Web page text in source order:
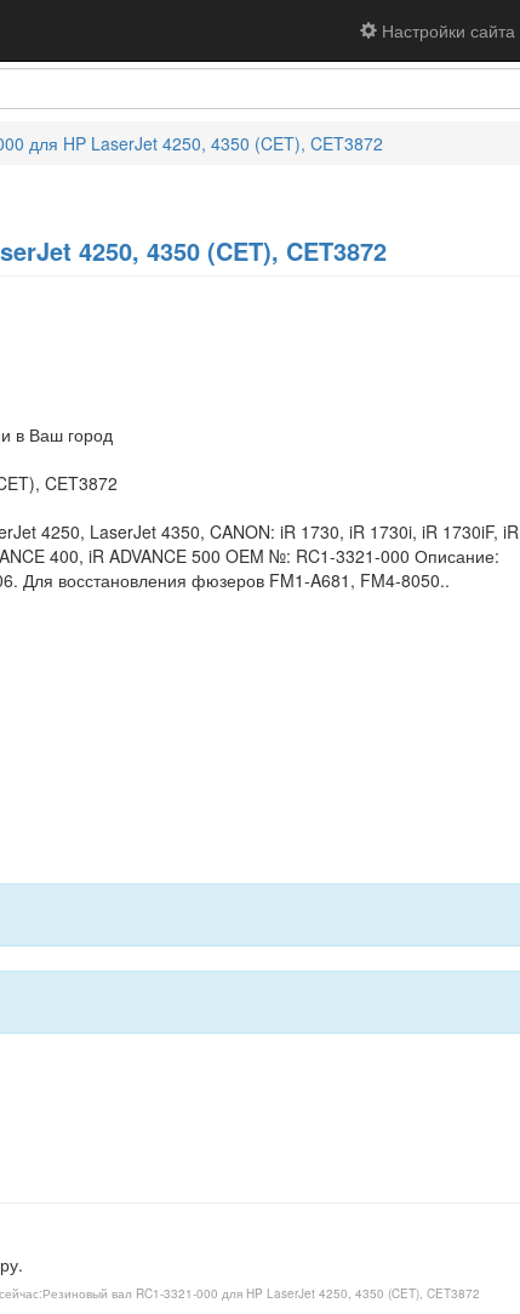
Настройки сайта
для HP LaserJet 4250, 4350 (CET), CET3872
4250, 4350 (CET), CET3872
в Ваш город
CET3872
4250, LaserJet 4350, CANON: iR 1730, iR 1730i, iR 1730iF, iR
400, iR ADVANCE 500 OEM №: RC1-3321-000 Описание:
Для восстановления фюзеров FM1-A681, FM4-8050..
Резиновый вал RC1-3321-000 для HP LaserJet 4250, 4350 (CET), CET3872